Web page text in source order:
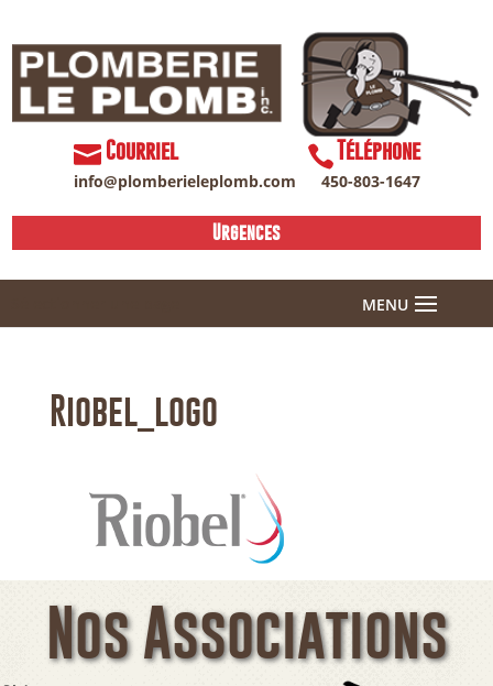
Téléphone
450-803-1647
Courriel
info@plomberieleplomb.com
Urgences
Riobel_logo
Nos Associations